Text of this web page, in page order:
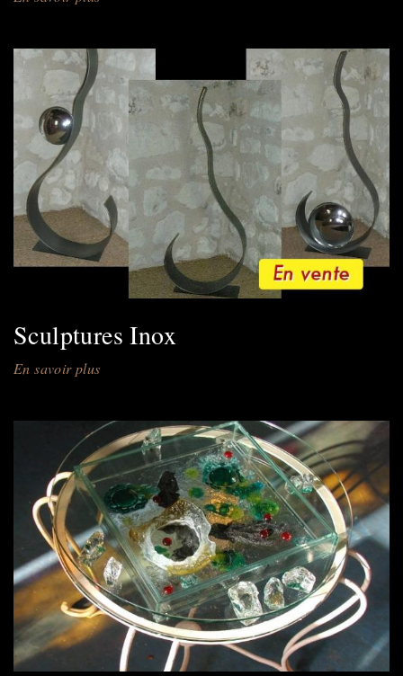
&
Trophées
Sculptures Inox
En savoir plus
Inox